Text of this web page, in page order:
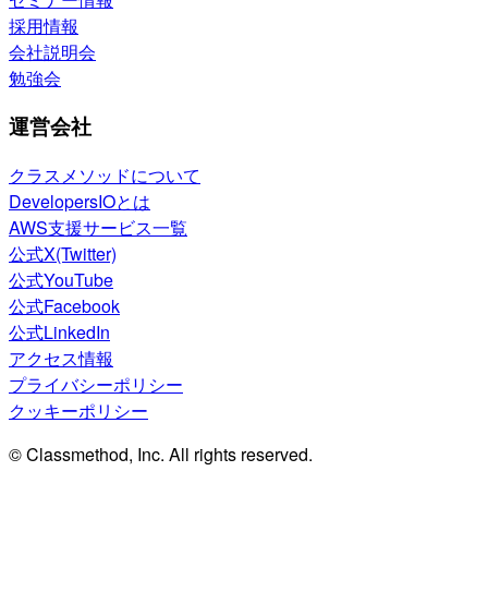
採用情報
会社説明会
勉強会
運営会社
クラスメソッドについて
DevelopersIOとは
AWS支援サービス一覧
公式X(Twitter)
公式YouTube
公式Facebook
公式LinkedIn
アクセス情報
プライバシーポリシー
クッキーポリシー
© Classmethod, Inc. All rights reserved.